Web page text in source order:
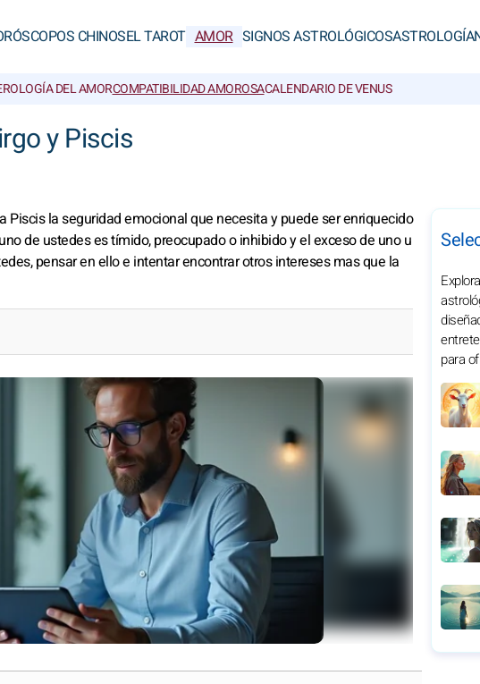
CHINOSEL TAROT AMOR SIGNOS ASTROLÓGICOSASTROLOGÍA
DEL AMORCOMPATIBILIDAD AMOROSACALENDARIO DE VENUS
y Piscis
la seguridad emocional que necesita y puede ser enriquecido
de ustedes es tímido, preocupado o inhibido y el exceso de uno u
pensar en ello e intentar encontrar otros intereses mas que la
para